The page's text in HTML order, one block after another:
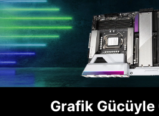
Grafik Gücüyle